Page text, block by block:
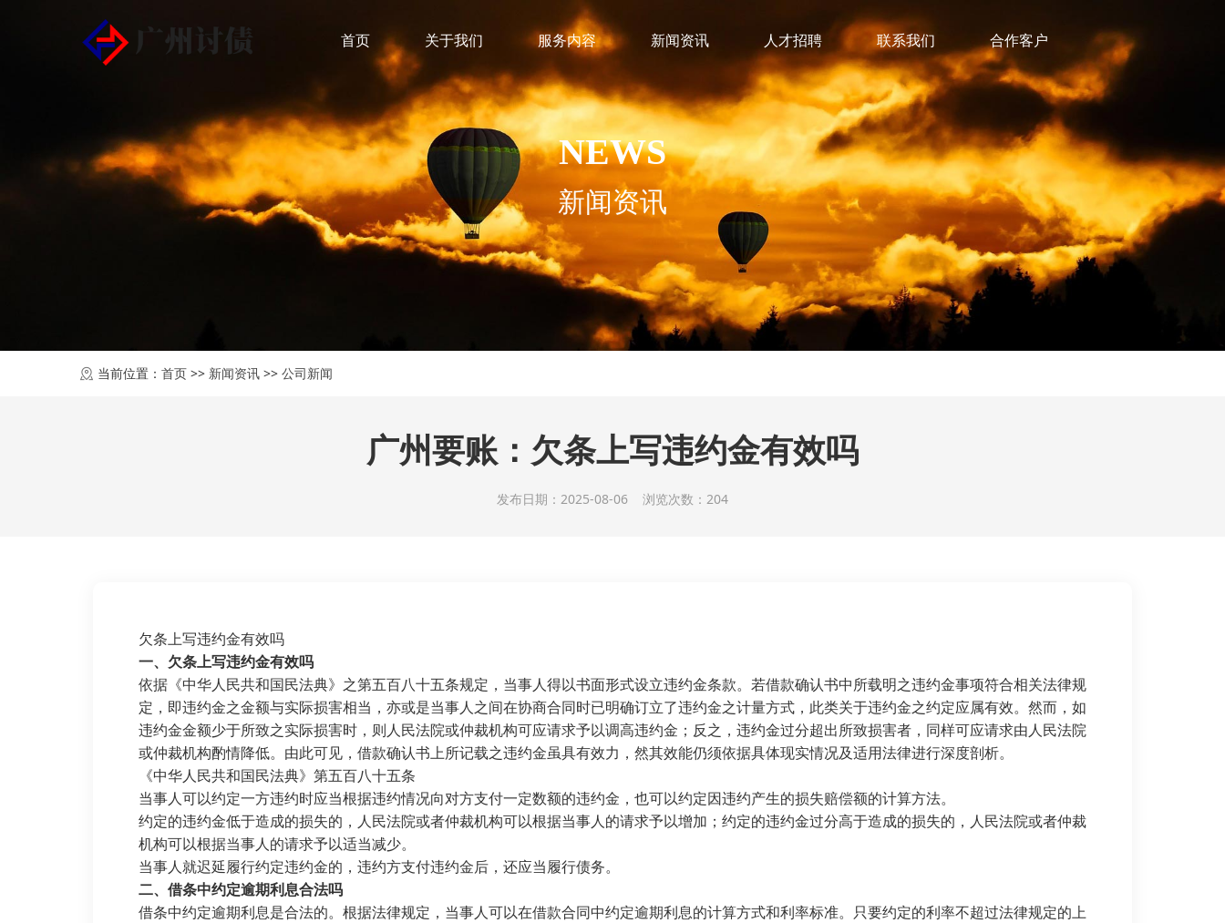
首页 关于我们 服务内容 新闻资讯 人才招聘 联系我们 合作客户
NEWS
新闻资讯
当前位置： 首页 >> 新闻资讯 >> 公司新闻
广州要账：欠条上写违约金有效吗
发布日期：2025-08-06 浏览次数：204
欠条上写违约金有效吗
一、欠条上写违约金有效吗
依据《中华人民共和国民法典》之第五百八十五条规定，当事人得以书面形式设立违约金条款。若借款确认书中所载明之违约金事项符合相关法律规
定，即违约金之金额与实际损害相当，亦或是当事人之间在协商合同时已明确订立了违约金之计量方式，此类关于违约金之约定应属有效。然而，如
违约金金额少于所致之实际损害时，则人民法院或仲裁机构可应请求予以调高违约金；反之，违约金过分超出所致损害者，同样可应请求由人民法院
或仲裁机构酌情降低。由此可见，借款确认书上所记载之违约金虽具有效力，然其效能仍须依据具体现实情况及适用法律进行深度剖析。
《中华人民共和国民法典》第五百八十五条
当事人可以约定一方违约时应当根据违约情况向对方支付一定数额的违约金，也可以约定因违约产生的损失赔偿额的计算方法。
约定的违约金低于造成的损失的，人民法院或者仲裁机构可以根据当事人的请求予以增加；约定的违约金过分高于造成的损失的，人民法院或者仲裁
机构可以根据当事人的请求予以适当减少。
当事人就迟延履行约定违约金的，违约方支付违约金后，还应当履行债务。
二、借条中约定逾期利息合法吗
借条中约定逾期利息是合法的。根据法律规定，当事人可以在借款合同中约定逾期利息的计算方式和利率标准。只要约定的利率不超过法律规定的上